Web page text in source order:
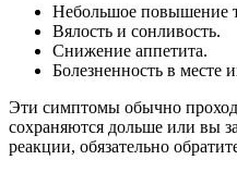
Небольшое повышение
Вялость и сонливость.
Снижение аппетита.
Болезненность в месте
Эти симптомы обычно
сохраняются дольше или вы
реакции, обязательно